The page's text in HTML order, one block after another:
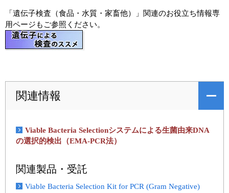
「遺伝子検査（食品・水質・家畜他）」関連のお役立ち情報専
用ページもご参照ください。
関連情報
Viable Bacteria Selectionシステムによる生菌由来DNA
の選択的検出（EMA-PCR法）
関連製品・受託
Viable Bacteria Selection Kit for PCR (Gram Negative)